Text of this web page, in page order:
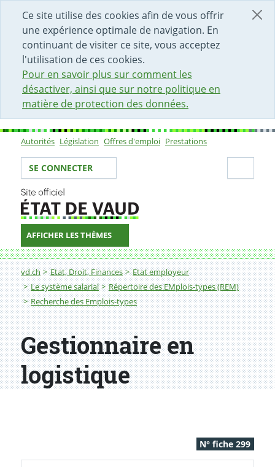
Ce site utilise des cookies afin de vous offrir
une expérience optimale de navigation. En
continuant de visiter ce site, vous acceptez
l'utilisation de ces cookies.
Pour en savoir plus sur comment les
désactiver, ainsi que sur notre politique en
matière de protection des données.
DÉBUT DU CONTENU DE LA PAGE
ACCÈS AU CHAMP DE RECHERCHE
PAGE D'ACCUEIL
FORMULAIRE DE CONTACT
Sous-navigation
Autorités Législation Offres d'emploi Prestations
Votre identité
SE CONNECTER
AFFICHER LES THÈMES
Fil d'Ariane
vd.ch Etat, Droit, Finances
Etat employeur
Le système salarial
Répertoire des EMplois-types (REM)
Recherche des Emplois-types
Gestionnaire en logistique
Gestionnaire en
logistique
N° fiche 299